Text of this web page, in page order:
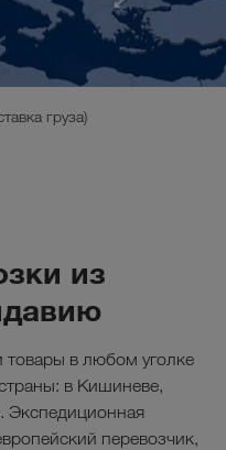
груза)
из
в любом уголке
в Кишиневе,
Экспедиционная
перевозчик,